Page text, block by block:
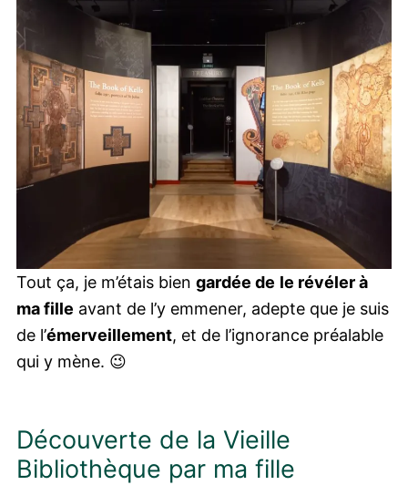
Tout ça, je m’étais bien gardée de le révéler à
ma fille avant de l’y emmener, adepte que je suis
de l’émerveillement, et de l’ignorance préalable
qui y mène. 😉
Découverte de la Vieille
Bibliothèque par ma fille